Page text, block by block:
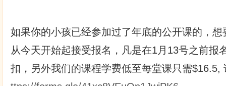
如果你的小孩已经参加过了年底的公开课的，
从今天开始起接受报名，凡是在1月13号之前报
扣，另外我们的课程学费低至每堂课只需$16.5,